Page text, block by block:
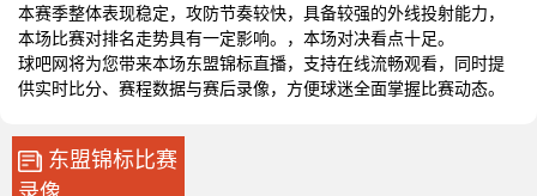
本赛季整体表现稳定，攻防节奏较快，具备较强的外线投射能力，
本场比赛对排名走势具有一定影响。，本场对决看点十足。
球吧网将为您带来本场东盟锦标直播，支持在线流畅观看，同时提
供实时比分、赛程数据与赛后录像，方便球迷全面掌握比赛动态。
东盟锦标比赛